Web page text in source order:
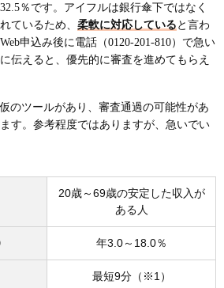
％です。アイフルは銀行傘下ではなく
ているため、 柔軟に対応している と言わ
申込み後に電話（0120-201-810）で急い
伝えると、優先的に審査を進めてもらえ
のツールがあり、審査通過の可能性があ
す。参考程度ではありますが、急いでい
20歳～69歳の安定した収入が
ある人
年3.0～18.0％
最短9分（※1）